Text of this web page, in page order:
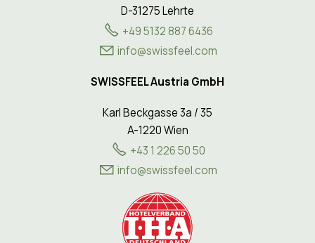
Hospitality Solutions
About SWISSFEEL
D-31275 Lehrte
+49 5132 887 6436
info@swissfeel.com
SWISSFEEL Austria GmbH
Karl Beckgasse 3a / 35
A-1220 Wien
+43 1 226 50 50
nf
swssf lc m